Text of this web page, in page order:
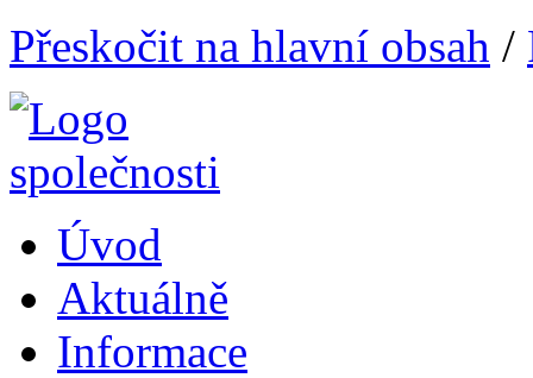
Přeskočit na hlavní obsah /
Úvod
Aktuálně
Informace